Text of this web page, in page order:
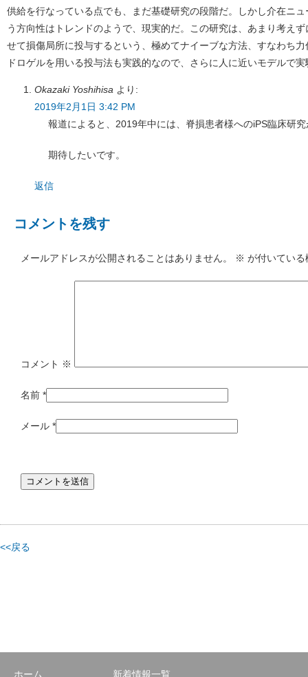
供給を行なっている点でも、まだ基礎研究の段階だ。しかし介在ニ
う方向性はトレンドのようで、現実的だ。この研究は、あまり考え
せて損傷局所に投与するという、極めてナイーブな方法、すなわち
ドロゲルを用いる投与法も実践的なので、さらに人に近いモデルで
Okazaki Yoshihisa より:
2019年2月1日 3:42 PM
報道によると、2019年中には、脊損患者様へのiPS臨床研
期待したいです。
返信
コメントを残す
メールアドレスが公開されることはありません。 ※ が付いてい
コメント ※
名前 *
メール *
<<戻る
ホーム 新着情報一覧